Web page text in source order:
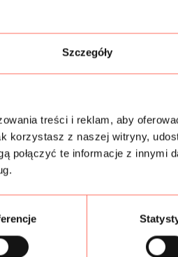
Szczegóły
treści i reklam, aby
korzystasz z naszej witryny,
połączyć te informacje z innymi
Podobne produkty